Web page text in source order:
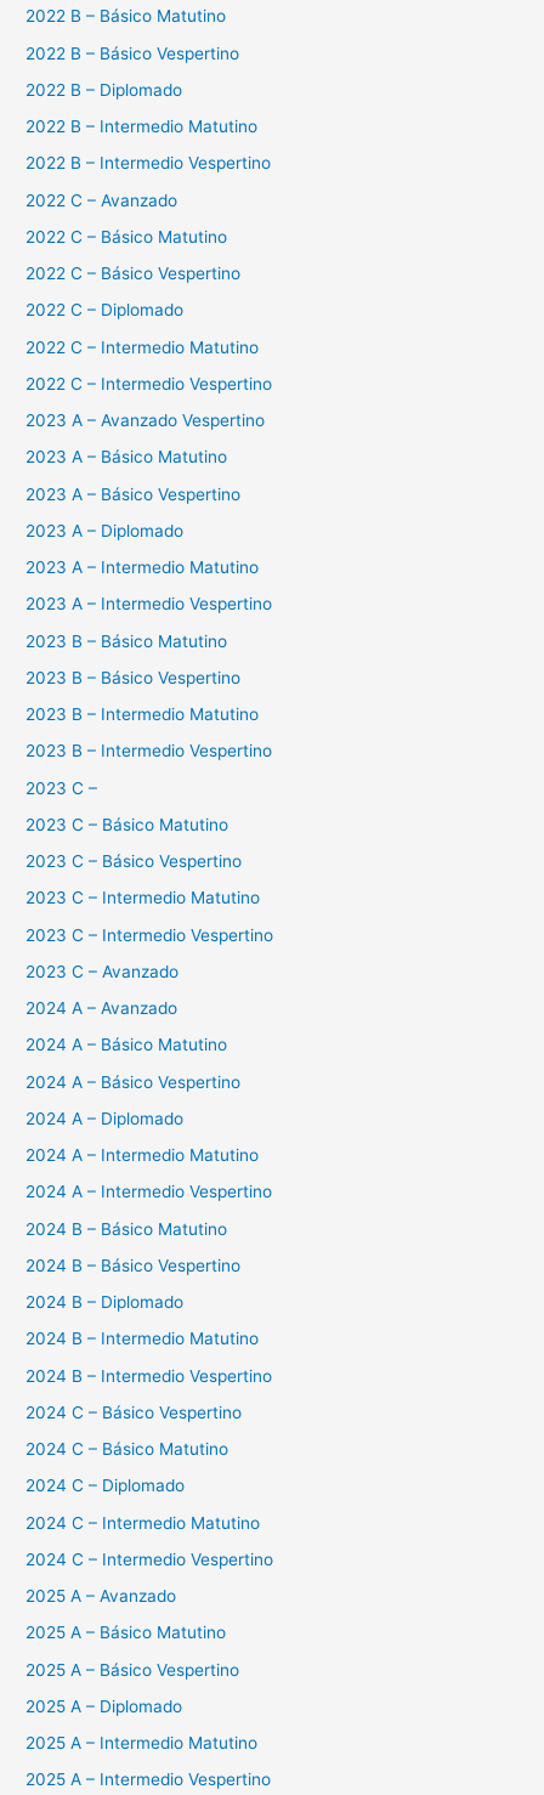
2022 B – Básico Matutino
2022 B – Básico Vespertino
2022 B – Diplomado
2022 B – Intermedio Matutino
2022 B – Intermedio Vespertino
2022 C – Avanzado
2022 C – Básico Matutino
2022 C – Básico Vespertino
2022 C – Diplomado
2022 C – Intermedio Matutino
2022 C – Intermedio Vespertino
2023 A – Avanzado Vespertino
2023 A – Básico Matutino
2023 A – Básico Vespertino
2023 A – Diplomado
2023 A – Intermedio Matutino
2023 A – Intermedio Vespertino
2023 B – Básico Matutino
2023 B – Básico Vespertino
2023 B – Intermedio Matutino
2023 B – Intermedio Vespertino
2023 C –
2023 C – Básico Matutino
2023 C – Básico Vespertino
2023 C – Intermedio Matutino
2023 C – Intermedio Vespertino
2023 C – Avanzado
2024 A – Avanzado
2024 A – Básico Matutino
2024 A – Básico Vespertino
2024 A – Diplomado
2024 A – Intermedio Matutino
2024 A – Intermedio Vespertino
2024 B – Básico Matutino
2024 B – Básico Vespertino
2024 B – Diplomado
2024 B – Intermedio Matutino
2024 B – Intermedio Vespertino
2024 C – Básico Vespertino
2024 C – Básico Matutino
2024 C – Diplomado
2024 C – Intermedio Matutino
2024 C – Intermedio Vespertino
2025 A – Avanzado
2025 A – Básico Matutino
2025 A – Básico Vespertino
2025 A – Diplomado
2025 A – Intermedio Matutino
2025 A – Intermedio Vespertino